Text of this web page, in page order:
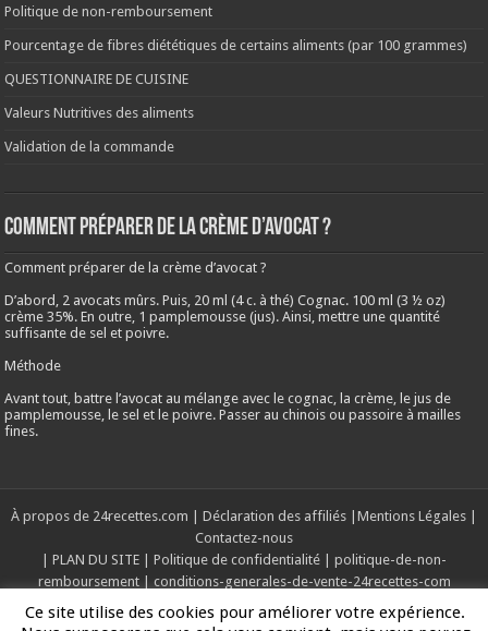
Politique de non-remboursement
Pourcentage de fibres diététiques de certains aliments (par 100 grammes)
QUESTIONNAIRE DE CUISINE
Valeurs Nutritives des aliments
Validation de la commande
Comment préparer de la crème d’avocat ?
Comment préparer de la crème d’avocat ?
D’abord, 2 avocats mûrs. Puis, 20 ml (4 c. à thé) Cognac. 100 ml (3 ½ oz)
crème 35%. En outre, 1 pamplemousse (jus). Ainsi, mettre une quantité
suffisante de sel et poivre.
Méthode
Avant tout, battre l’avocat au mélange avec le cognac, la crème, le jus de
pamplemousse, le sel et le poivre. Passer au chinois ou passoire à mailles
fines.
À propos de 24recettes.com | Déclaration des affiliés | Mentions Légales |
Contactez-nous
| PLAN DU SITE | Politique de confidentialité | politique-de-non-
remboursement| conditions-generales-de-vente-24recettes-com
Ce site utilise des cookies pour améliorer votre expérience.